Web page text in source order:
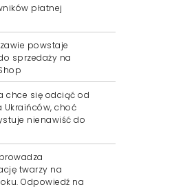
płatnej
powstaje
sprzedaży na
chce się odciąć od
Ukraińców, choć
nienawiść do
twarzy na
Odpowiedź na